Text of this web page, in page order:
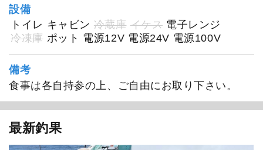
設備
トイレ キャビン 冷蔵庫 イケス 電子レンジ
冷凍庫 ポット 電源12V 電源24V 電源100V
備考
食事は各自持参の上、ご自由にお取り下さい。
最新釣果